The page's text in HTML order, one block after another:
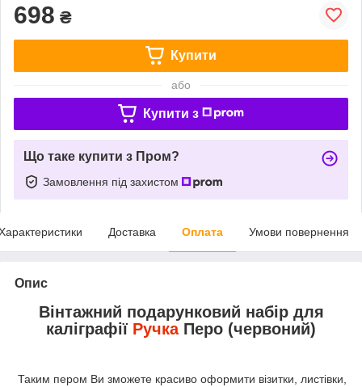
698 ₴
Купити
або
Купити з
Що таке купити з Пром?
Замовлення під захистом
Доставка Оплата Умови повернення
Опис
Вінтажний подарунковий набір для
каліграфії РучкаПеро (червоний)
Таким пером Ви зможете красиво оформити візитки, листівки,